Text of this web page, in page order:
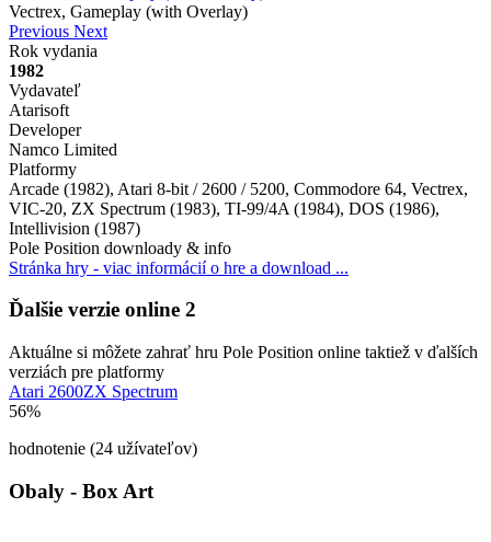
Vectrex, Gameplay (with Overlay)
Previous Next
Rok vydania
1982
Vydavateľ
Atarisoft
Developer
Namco Limited
Platformy
Arcade (1982), Atari 8-bit / 2600 / 5200, Commodore 64, Vectrex,
VIC-20, ZX Spectrum (1983), TI-99/4A (1984), DOS (1986),
Intellivision (1987)
Pole Position downloady & info
Stránka hry - viac informácií o hre a download ...
Ďalšie verzie online 2
Aktuálne si môžete zahrať hru Pole Position online taktiež v ďalších
verziách pre platformy
Atari 2600ZX Spectrum
56%
hodnotenie (24 užívateľov)
Obaly - Box Art